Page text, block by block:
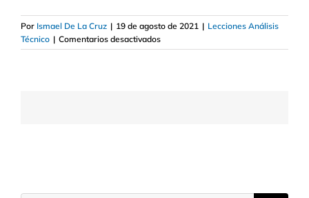
Por Ismael De La Cruz | 19 de agosto de 2021 | Lecciones Análisis
Técnico | Comentarios desactivadosen
Qué